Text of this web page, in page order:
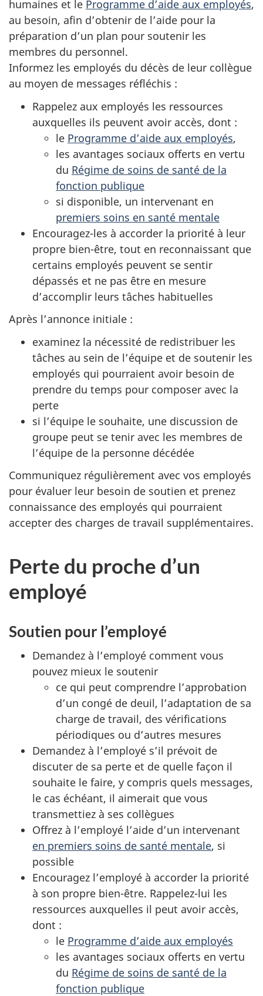
humaines et le Programme d’aide aux employés,
au besoin, afin d’obtenir de l’aide pour la
préparation d’un plan pour soutenir les
membres du personnel.
Informez les employés du décès de leur collègue
au moyen de messages réfléchis :
Rappelez aux employés les ressources
auxquelles ils peuvent avoir accès, dont :
le Programme d’aide aux employés,
les avantages sociaux offerts en vertu
du Régime de soins de santé de la
fonction publique
si disponible, un intervenant en
premiers soins en santé mentale
Encouragez-les à accorder la priorité à leur
propre bien-être, tout en reconnaissant que
certains employés peuvent se sentir
dépassés et ne pas être en mesure
d’accomplir leurs tâches habituelles
Après l’annonce initiale :
examinez la nécessité de redistribuer les
tâches au sein de l’équipe et de soutenir les
employés qui pourraient avoir besoin de
prendre du temps pour composer avec la
perte
si l’équipe le souhaite, une discussion de
groupe peut se tenir avec les membres de
l’équipe de la personne décédée
Communiquez régulièrement avec vos employés
pour évaluer leur besoin de soutien et prenez
connaissance des employés qui pourraient
accepter des charges de travail supplémentaires.
Perte du proche d’un
employé
Soutien pour l’employé
Demandez à l’employé comment vous
pouvez mieux le soutenir
ce qui peut comprendre l’approbation
d’un congé de deuil, l’adaptation de sa
charge de travail, des vérifications
périodiques ou d’autres mesures
Demandez à l’employé s’il prévoit de
discuter de sa perte et de quelle façon il
souhaite le faire, y compris quels messages,
le cas échéant, il aimerait que vous
transmettiez à ses collègues
Offrez à l’employé l’aide d’un intervenant
en premiers soins de santé mentale, si
possible
Encouragez l’employé à accorder la priorité
à son propre bien-être. Rappelez-lui les
ressources auxquelles il peut avoir accès,
dont :
le Programme d’aide aux employés
les avantages sociaux offerts en vertu
du Régime de soins de santé de la
fonction publique